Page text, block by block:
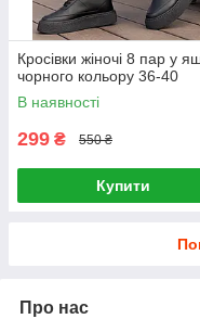
Кросівки жіночі 8 пар у
чорного кольору 36-40
В наявності
299 ₴ 550 ₴
Купити
Про нас